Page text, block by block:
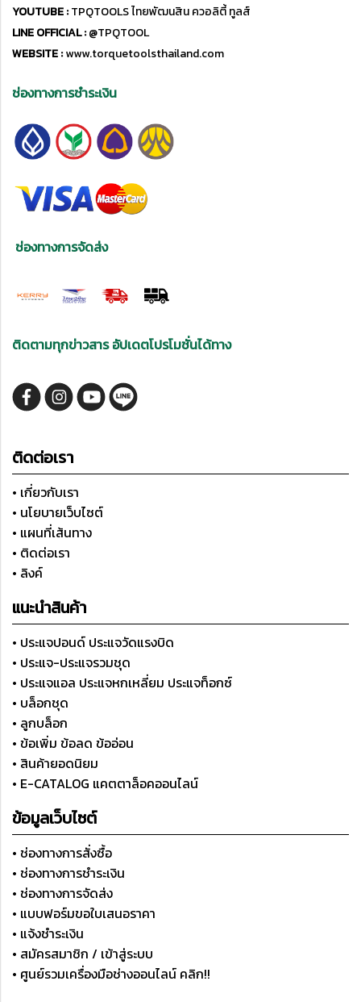
YOUTUBE :TPQTOOLS ไทยพัฒนสิน ควอลิตี้ ทูลส์
LINE OFFICIAL :@TPQTOOL
WEBSITE :www.torquetoolsthailand.com
ช่องทางการชำระเงิน
ช่องทางการจัดส่ง
ติดตามทุกข่าวสาร อัปเดตโปรโมชั่นได้ทาง
ติดต่อเรา
• เกี่ยวกับเรา
• นโยบายเว็บไซต์
• แผนที่เส้นทาง
• ติดต่อเรา
• ลิงค์
แนะนำสินค้า
• ประแจปอนด์ ประแจวัดแรงบิด
• ประแจ-ประแจรวมชุด
• ประแจแอล ประแจหกเหลี่ยม ประแจท็อกซ์
• บล็อกชุด
• ลูกบล็อก
• ข้อเพิ่ม ข้อลด ข้ออ่อน
• สินค้ายอดนิยม
• E-CATALOG แคตตาล็อคออนไลน์
ข้อมูลเว็บไซต์
• ช่องทางการสั่งซื้อ
• ช่องทางการชำระเงิน
• ช่องทางการจัดส่ง
• แบบฟอร์มขอใบเสนอราคา
• แจ้งชำระเงิน
• สมัครสมาชิก / เข้าสู่ระบบ
• ศูนย์รวมเครื่องมือช่างออนไลน์ คลิก!!